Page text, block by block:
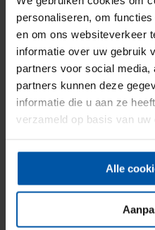
personaliseren, om
en om ons websiteverkeer
informatie over uw gebruik
partners voor social
partners kunnen deze
informatie die u aan ze
verzameld op basis van
Alle
Deel deze pagina Facebook
KOFFIE? VAN HARTE
Blaankamp 5-A
8341 PA Steenwijkerwold
(0521) 589 011
info@onderlinge-